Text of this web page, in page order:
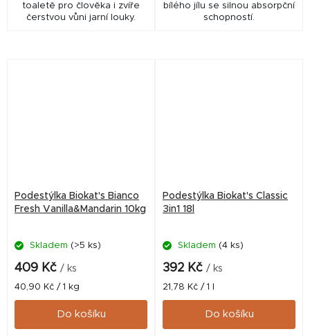
toaletě pro člověka i zvíře
čerstvou vůni jarní louky.
bílého jílu se silnou absorpční
schopností.
Podestýlka Biokat's Bianco
Fresh Vanilla&Mandarin 10kg
Skladem (>5 ks)
409 Kč / ks
Měrná
cena:
40,90 Kč / 1 kg
Do košíku
Podestýlka Biokat's Classic
3in1 18l
Skladem (4 ks)
392 Kč / ks
Měrná
cena:
21,78 Kč / 1 l
Do košíku